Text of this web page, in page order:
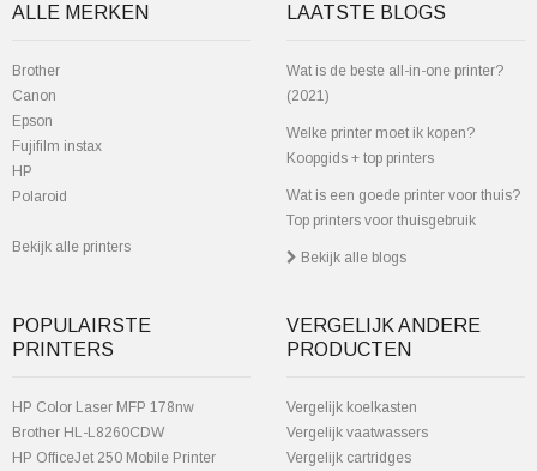
ALLE MERKEN
Brother
Canon
Epson
Fujifilm instax
HP
Polaroid
Bekijk alle printers
LAATSTE BLOGS
Wat is de beste all-in-one printer?
(2021)
Welke printer moet ik kopen?
Koopgids + top printers
Wat is een goede printer voor thuis?
Top printers voor thuisgebruik
Bekijk alle blogs
POPULAIRSTE
PRINTERS
HP Color Laser MFP 178nw
Brother HL-L8260CDW
HP OfficeJet 250 Mobile Printer
VERGELIJK ANDERE
PRODUCTEN
Vergelijk koelkasten
Vergelijk vaatwassers
Vergelijk cartridges